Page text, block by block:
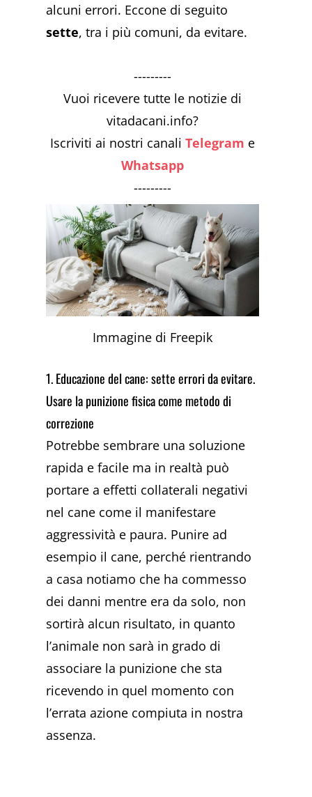
alcuni errori. Eccone di seguito
sette, tra i più comuni, da evitare.
---------
Vuoi ricevere tutte le notizie di
vitadacani.info?
Iscriviti ai nostri canaliTelegram e
Whatsapp
---------
Immagine di Freepik
1. Educazione del cane: sette errori da evitare.
Usare la punizione fisica come metodo di
correzione
Potrebbe sembrare una soluzione
rapida e facile ma in realtà può
portare a effetti collaterali negativi
nel cane come il manifestare
aggressività e paura. Punire ad
esempio il cane, perché rientrando
a casa notiamo che ha commesso
dei danni mentre era da solo, non
sortirà alcun risultato, in quanto
l’animale non sarà in grado di
associare la punizione che sta
ricevendo in quel momento con
l’errata azione compiuta in nostra
assenza.